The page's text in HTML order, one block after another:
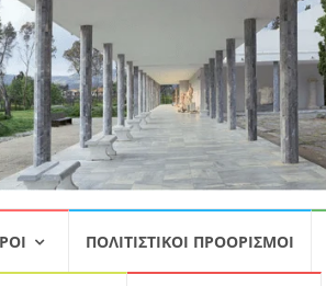
ΠΟΛΙΤΙΣΤΙΚΟΊ ΠΡΟΟΡΙΣΜΟΊ